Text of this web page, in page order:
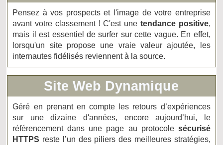
Pensez à vos prospects et l'image de votre entreprise
avant votre classement ! C'est une tendance positive,
mais il est essentiel de surfer sur cette vague. En effet,
lorsqu'un site propose une vraie valeur ajoutée, les
internautes fidélisés reviennent à la source.
Site Web Dynamique
Géré en prenant en compte les retours d’expériences
sur une dizaine d'années, encore aujourd’hui, le
référencement dans une page au protocole sécurisé
HTTPS reste l’un des piliers des meilleures stratégies,